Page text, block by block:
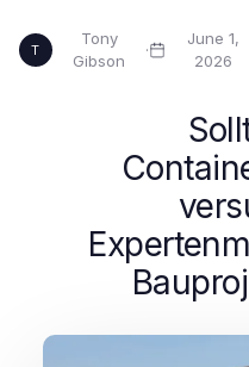
T
Tony
Gibson
·
June 1,
2026